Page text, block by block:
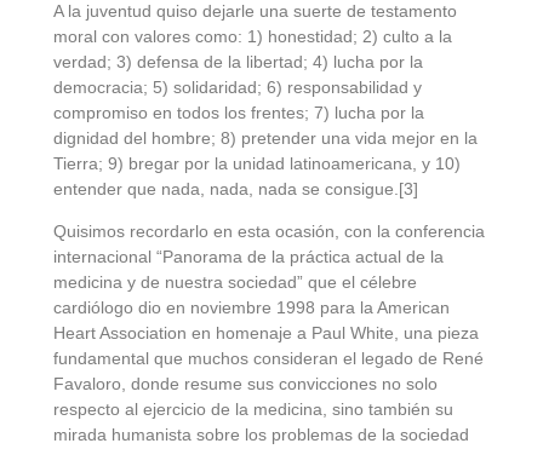
A la juventud quiso dejarle una suerte de testamento
moral con valores como: 1) honestidad; 2) culto a la
verdad; 3) defensa de la libertad; 4) lucha por la
democracia; 5) solidaridad; 6) responsabilidad y
compromiso en todos los frentes; 7) lucha por la
dignidad del hombre; 8) pretender una vida mejor en la
Tierra; 9) bregar por la unidad latinoamericana, y 10)
entender que nada, nada, nada se consigue.[3]
Quisimos recordarlo en esta ocasión, con la conferencia
internacional “Panorama de la práctica actual de la
medicina y de nuestra sociedad” que el célebre
cardiólogo dio en noviembre 1998 para la American
Heart Association en homenaje a Paul White, una pieza
fundamental que muchos consideran el legado de René
Favaloro, donde resume sus convicciones no solo
respecto al ejercicio de la medicina, sino también su
mirada humanista sobre los problemas de la sociedad